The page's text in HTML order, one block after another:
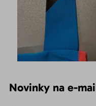
Novinky na e-